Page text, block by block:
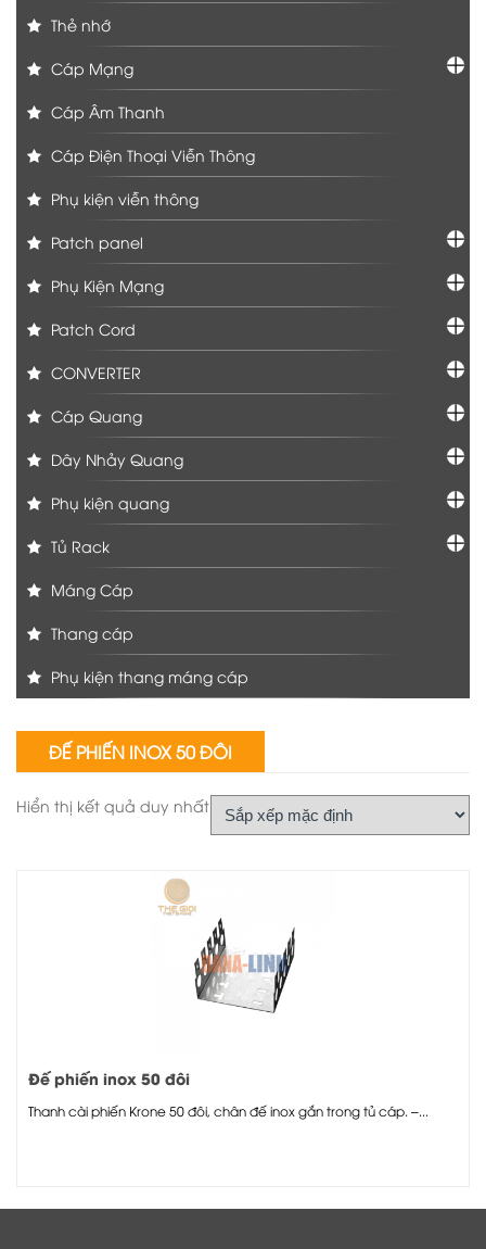
Thẻ nhớ
Cáp Mạng
Cáp Âm Thanh
Cáp Điện Thoại Viễn Thông
Phụ kiện viễn thông
Patch panel
Phụ Kiện Mạng
Patch Cord
CONVERTER
Cáp Quang
Dây Nhảy Quang
Phụ kiện quang
Tủ Rack
Máng Cáp
Thang cáp
Phụ kiện thang máng cáp
ĐẾ PHIẾN INOX 50 ĐÔI
Hiển thị kết quả duy nhất
Đế phiến inox 50 đôi
Thanh cài phiến Krone 50 đôi, chân đế inox gắn trong tủ cáp. –...